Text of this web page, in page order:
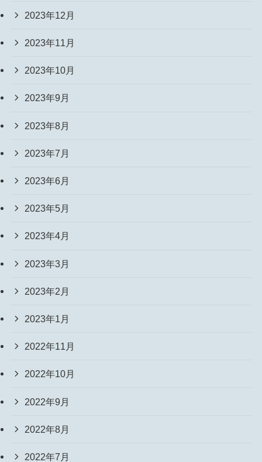
2023年12月
2023年11月
2023年10月
2023年9月
2023年8月
2023年7月
2023年6月
2023年5月
2023年4月
2023年3月
2023年2月
2023年1月
2022年11月
2022年10月
2022年9月
2022年8月
2022年7月